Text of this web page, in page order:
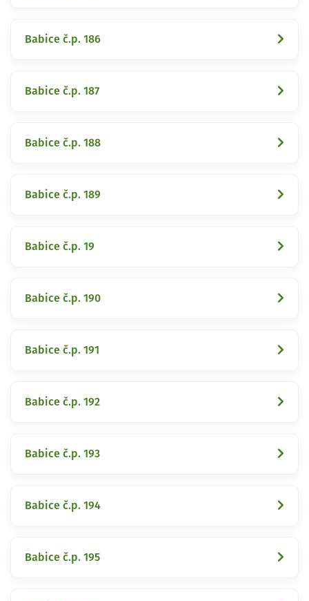
Babice č.p. 186
Babice č.p. 187
Babice č.p. 188
Babice č.p. 189
Babice č.p. 19
Babice č.p. 190
Babice č.p. 191
Babice č.p. 192
Babice č.p. 193
Babice č.p. 194
Babice č.p. 195